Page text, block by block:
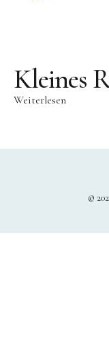
Kleines
Weiterlesen
©